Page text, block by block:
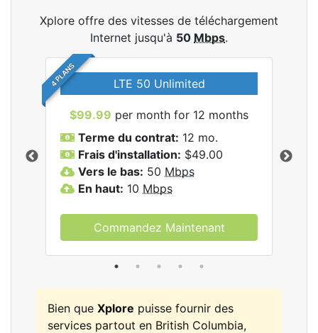
Xplore offre des vitesses de téléchargement
Internet jusqu'à 50 Mbps.
4 PLANS LTE 50 Unlimited
$99.99 per month for 12 months
Terme du contrat: 12 mo.
Frais d'installation: $49.00
Vers le bas: 50 Mbps
En haut: 10 Mbps
Commandez Maintenant
Bien que Xplore puisse fournir des
services partout en British Columbia,